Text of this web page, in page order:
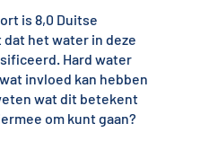
is 8,0 Duitse
het water in deze
Hard water
invloed kan hebben
wat dit betekent
om kunt gaan?